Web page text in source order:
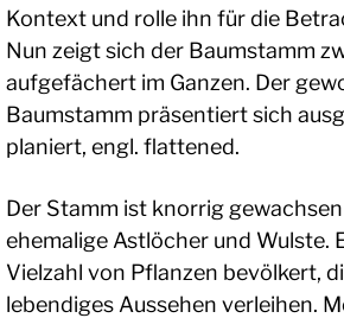
Kontext und rolle ihn für die
Nun zeigt sich der Baumstamm
aufgefächert im Ganzen. Der
Baumstamm präsentiert sich
planiert, engl. flattened.
Der Stamm ist knorrig
ehemalige Astlöcher und Wulste.
Vielzahl von Pflanzen bevölkert,
lebendiges Aussehen verleihen.